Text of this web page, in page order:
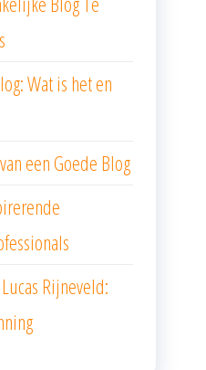
Wat is het en
een Goede Blog
Rijneveld: